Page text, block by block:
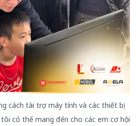
cách tài trợ máy tính và các thiết bị
tôi có thể mang đến cho các em cơ hội